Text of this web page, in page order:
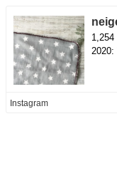
2020:
Instagram